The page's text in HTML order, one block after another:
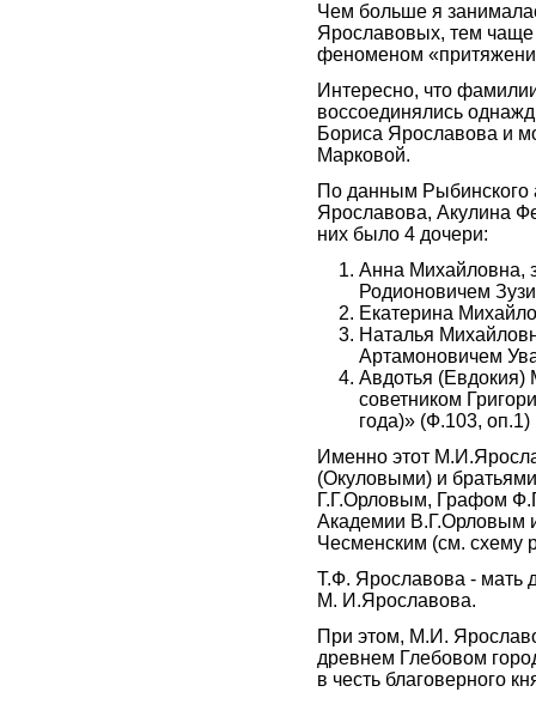
Чем больше я
Ярославовых, тем чаще
феноменом
Интересно, что
воссоединялись
Бориса Ярославова и
Марковой.
По данным Рыбинского
Ярославова, Акулина
них было 4 дочери:
Анна Михайловна,
Родионовичем
Екатерина
Наталья
Артамоновичем
Авдотья (Евдокия)
советником
года)» (Ф.103, оп.1)
Именно этот
(Окуловыми) и
Г.Г.Орловым, Графом
Академии В.Г.Орловым
Чесменским (см. схему
Т.Ф. Ярославова - мать
М. И.Ярославова.
При этом, М.И.
древнем Глебовом
в честь благоверного